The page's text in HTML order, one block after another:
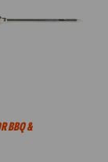
BBQ &